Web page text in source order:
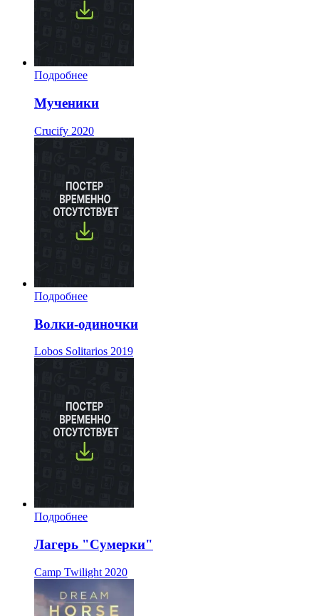
Подробнее
Мученики
Crucify 2020
Подробнее
Волки-одиночки
Lobos Solitarios 2019
Подробнее
Лагерь "Сумерки"
Camp Twilight 2020